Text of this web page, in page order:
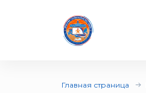
Главная страница